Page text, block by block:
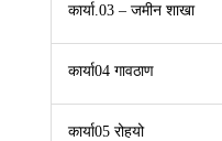
कार्या.03 – जमीन शाखा
कार्या04 गावठाण
कार्या05 रोहयो